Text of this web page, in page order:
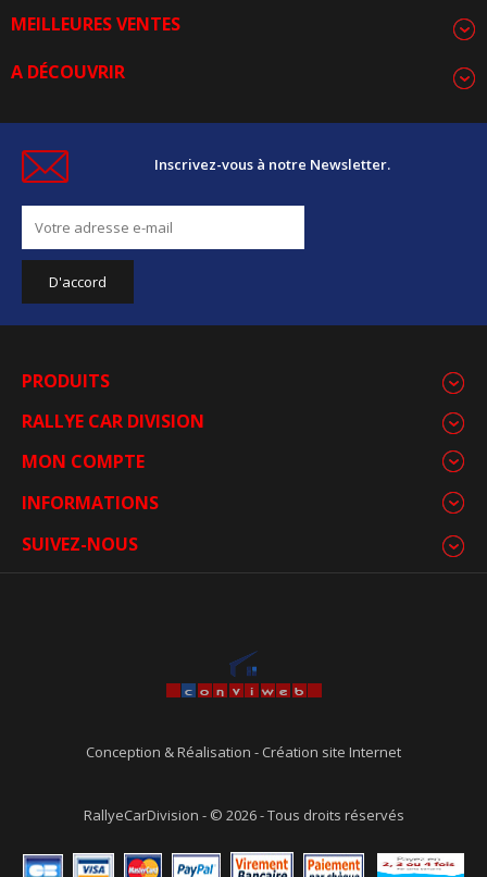
MEILLEURES VENTES
A DÉCOUVRIR
Inscrivez-vous à notre Newsletter.
PRODUITS
RALLYE CAR DIVISION
MON COMPTE
INFORMATIONS
SUIVEZ-NOUS
Conception & Réalisation - Création site Internet
RallyeCarDivision - © 2026 - Tous droits réservés